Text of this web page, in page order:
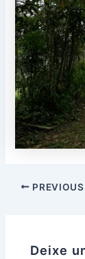
PREVIOUS
Deixe